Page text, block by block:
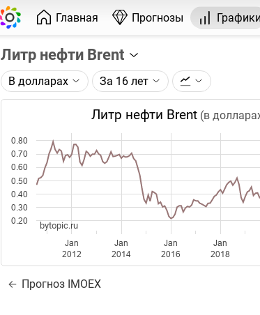
Главная Прогнозы Графики
Литр нефти Brent
Описание графика:
Цена фьючерса на нефть марки Brent,
Каждая точка на графике - цена закрытия
Оптимальный таймфрейм (день, неделя,
при изменении глубины графика.
Данные добавляются ежедневно.
В долларах За 16 лет
Литр нефти Brent (в
Jan
2012
Jan
2014
Jan
2016
Jan
2018
0.20
0.30
0.40
0.50
0.60
0.70
0.80
bytopic.ru
Прогноз IMOEX